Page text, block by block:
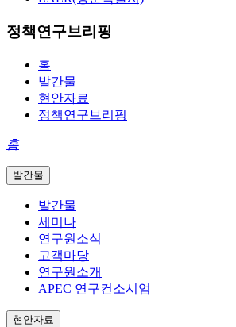
정책연구브리핑
홈
발간물
현안자료
정책연구브리핑
홈
발간물
발간물
세미나
연구원소식
고객마당
연구원소개
APEC 연구컨소시엄
현안자료